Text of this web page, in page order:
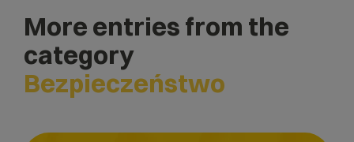
More entries from the
category
Bezpieczeństwo